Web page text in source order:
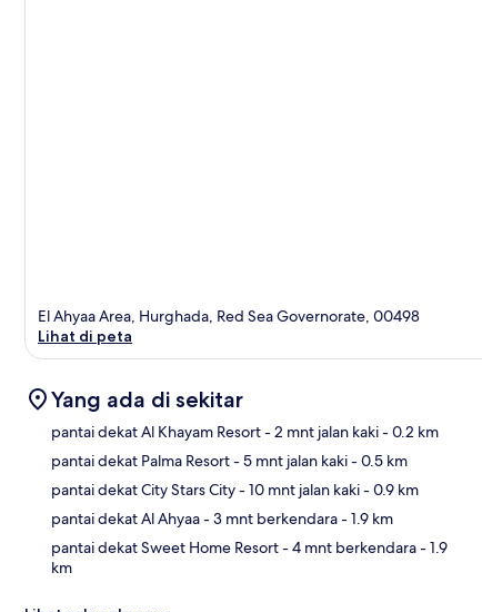
El Ahyaa Area, Hurghada, Red Sea Governorate, 00498
Lihat di peta
Yang ada di sekitar
pantai dekat Al Khayam Resort- 2 mnt jalan kaki- 0.2 km
pantai dekat Palma Resort- 5 mnt jalan kaki- 0.5 km
pantai dekat City Stars City- 10 mnt jalan kaki- 0.9 km
pantai dekat Al Ahyaa- 3 mnt berkendara- 1.9 km
pantai dekat Sweet Home Resort- 4 mnt berkendara- 1.9
km